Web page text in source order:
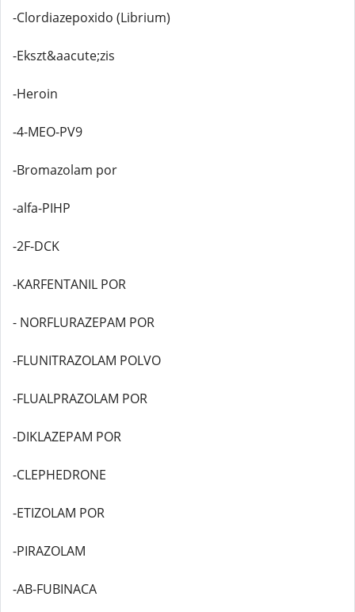
-Clordiazepoxido (Librium)
-Ekszt&aacute;zis
-Heroin
-4-MEO-PV9
-Bromazolam por
-alfa-PIHP
-2F-DCK
-KARFENTANIL POR
- NORFLURAZEPAM POR
-FLUNITRAZOLAM POLVO
-FLUALPRAZOLAM POR
-DIKLAZEPAM POR
-CLEPHEDRONE
-ETIZOLAM POR
-PIRAZOLAM
-AB-FUBINACA